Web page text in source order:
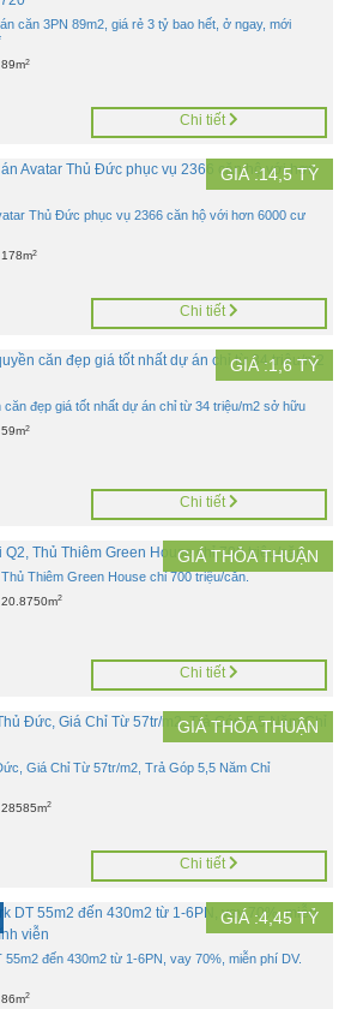
căn 3PN 89m2, giá rẻ 3 tỷ bao hết, ở ngay, mới
89m2
Chi tiết
GIÁ :14,5 TỶ
Thủ Đức phục vụ 2366 căn hộ với hơn 6000 cư
178m2
Chi tiết
GIÁ :1,6 TỶ
căn đẹp giá tốt nhất dự án chỉ từ 34 triệu/m2 sở hữu
59m2
Chi tiết
GIÁ THỎA THUẬN
Thiêm Green House chỉ 700 triệu/căn.
20.8750m2
Chi tiết
GIÁ THỎA THUẬN
Giá Chỉ Từ 57tr/m2, Trả Góp 5,5 Năm Chỉ
28585m2
Chi tiết
GIÁ :4,45 TỶ
đến 430m2 từ 1-6PN, vay 70%, miễn phí DV.
86m2